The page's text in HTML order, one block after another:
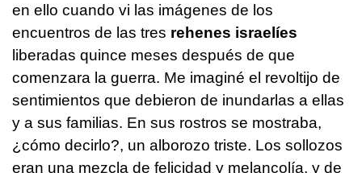
en ello cuando vi las imágenes de los
encuentros de las tres rehenes israelíes
liberadas quince meses después de que
comenzara la guerra. Me imaginé el revoltijo de
sentimientos que debieron de inundarlas a ellas
y a sus familias. En sus rostros se mostraba,
¿cómo decirlo?, un alborozo triste. Los sollozos
eran una mezcla de felicidad y melancolía, y de